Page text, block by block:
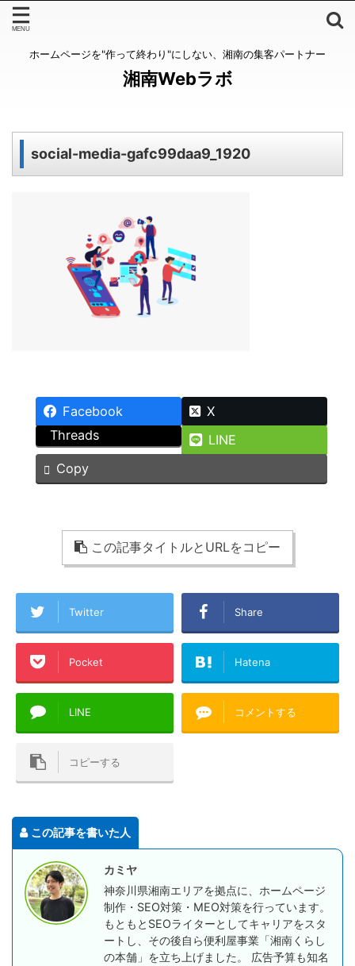
ホームページを"作って終わり"にしない、湘南の集客パートナー
湘南Webラボ
social-media-gafc99daa9_1920
Facebook
X
Threads
LINE
Copy
この記事タイトルとURLをコピー
Twitter Share
Pocket Hatena
LINE コメントする
コピーする
この記事を書いた人
カミヤ
神奈川県湘南エリアを拠点に、ホームページ
制作・SEO対策・MEO対策を行っています。
もともとSEOライターとしてキャリアをスタ
ートし、その後自ら便利屋事業「湘南くらし
の本舗」を立ち上げました。 広告予算も知名